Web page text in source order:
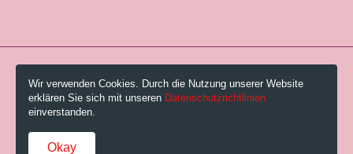
© 2026 Pestalozzi-Bibliothek Zürich.
Impressum
Gebühren und AGB
Wir verwenden Cookies. Durch die Nutzung unserer Website
erklären Sie sich mit unseren Datenschutzrichtlinien
einverstanden.
Okay